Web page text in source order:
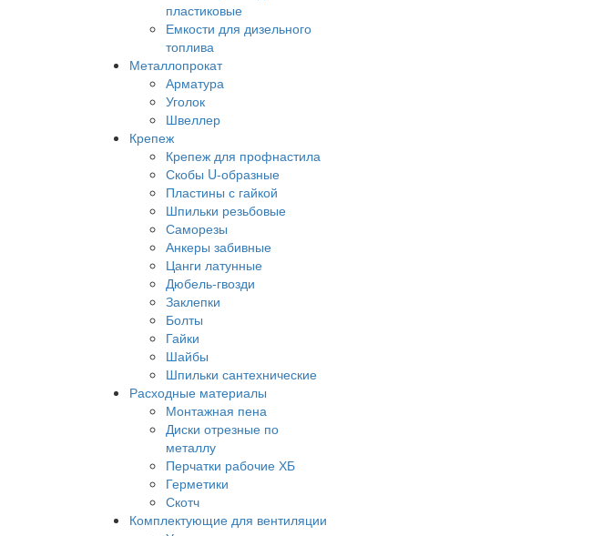
пластиковые
Емкости для дизельного
топлива
Металлопрокат
Арматура
Уголок
Швеллер
Крепеж
Крепеж для профнастила
Скобы U-образные
Пластины с гайкой
Шпильки резьбовые
Саморезы
Анкеры забивные
Цанги латунные
Дюбель-гвозди
Заклепки
Болты
Гайки
Шайбы
Шпильки сантехнические
Расходные материалы
Монтажная пена
Диски отрезные по
металлу
Перчатки рабочие ХБ
Герметики
Скотч
Комплектующие для вентиляции